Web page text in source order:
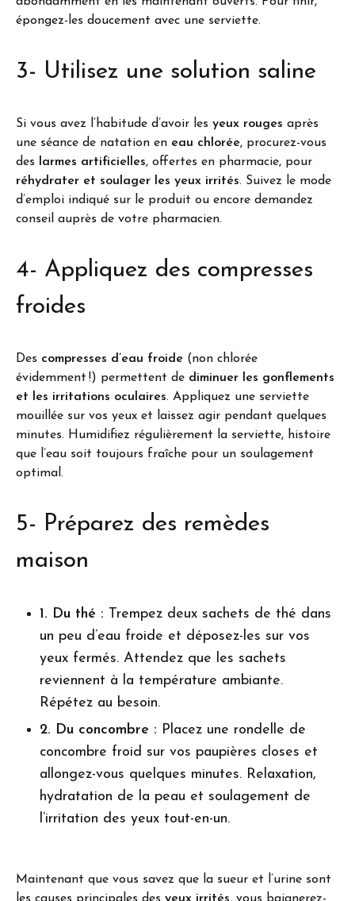
épongez-les doucement avec une serviette.
3- Utilisez une solution saline
Si vous avez l’habitude d’avoir les yeux rouges après
une séance de natation en eau chlorée, procurez-vous
des
larmes artificielles, offertes en pharmacie, pour
réhydrater et soulager les yeux irrités. Suivez le mode
d’emploi indiqué sur le produit ou encore demandez
conseil auprès de votre pharmacien.
4- Appliquez des compresses
froides
Des compresses d’eau froide (non chlorée
évidemment !) permettent de diminuer les gonflements
et les irritations oculaires. Appliquez une serviette
mouillée sur vos yeux et laissez agir pendant quelques
minutes. Humidifiez régulièrement la serviette, histoire
que l’eau soit toujours fraîche pour un soulagement
optimal.
5- Préparez des remèdes
maison
1. Du thé : Trempez deux sachets de thé dans
un peu d’eau froide et déposez-les sur vos
yeux fermés. Attendez que les sachets
reviennent à la température ambiante.
Répétez au besoin.
2. Du concombre : Placez une rondelle de
concombre froid sur vos paupières closes et
allongez-vous quelques minutes. Relaxation,
hydratation de la peau et soulagement de
l’irritation des yeux tout-en-un.
Maintenant que vous savez que la sueur et l’urine sont
les causes principales des yeux irrités, vous baignerez-